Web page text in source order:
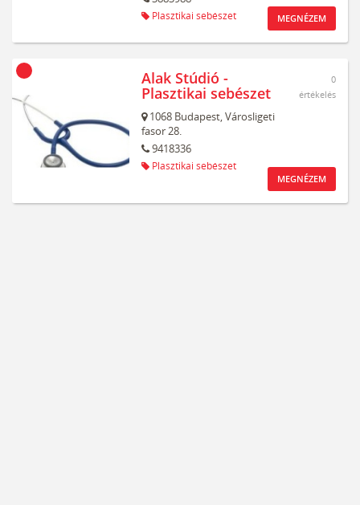
Plasztikai sebészet MEGNÉZEM
Alak Stúdió -
Plasztikai sebészet
1068 Budapest,Városligeti
fasor 28.
9418336
Plasztikai sebészet
0
értékelés
MEGNÉZEM